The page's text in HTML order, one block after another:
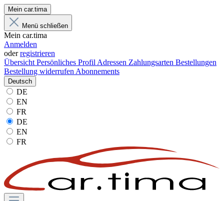
Mein car.tima
Menü schließen
Mein car.tima
Anmelden
oderregistrieren
Übersicht Persönliches Profil Adressen Zahlungsarten Bestellungen
Bestellung widerrufen Abonnements
Deutsch
DE
EN
FR
DE
EN
FR